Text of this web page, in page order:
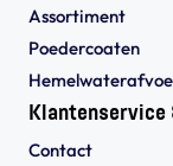
Assortiment
Poedercoaten
Klantenservice
Contact